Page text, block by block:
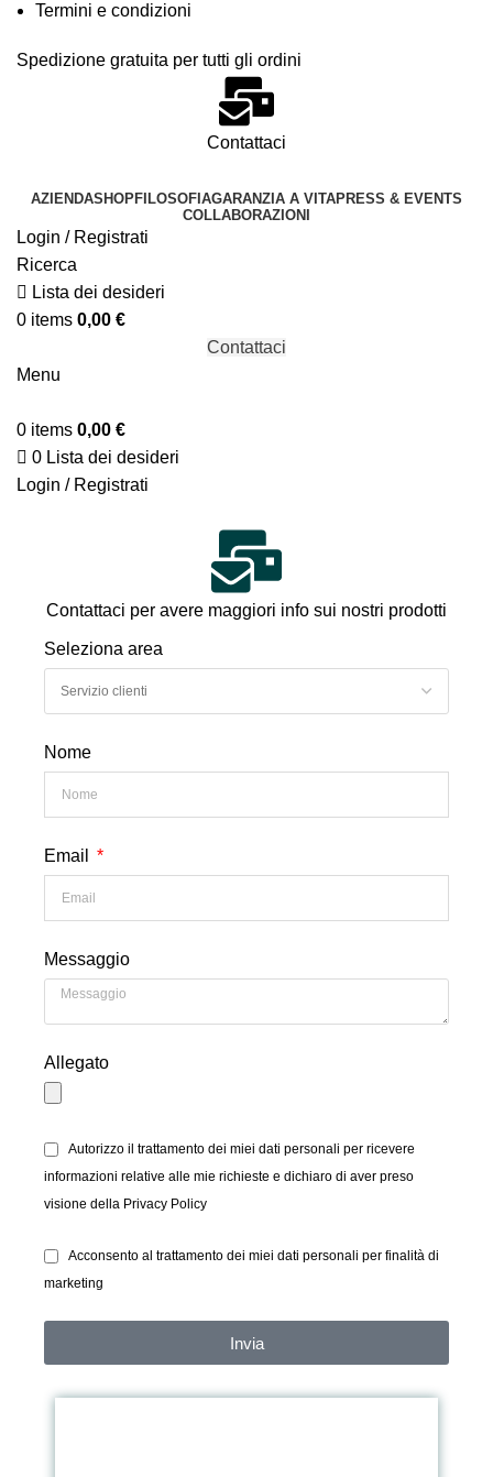
Termini e condizioni
Spedizione gratuita per tutti gli ordini
Contattaci
AZIENDASHOPFILOSOFIAGARANZIA A VITAPRESS & EVENTS
COLLABORAZIONI
Login / Registrati
Ricerca
Lista dei desideri
0 items 0,00 €
Contattaci
Menu
0 items 0,00 €
0 Lista dei desideri
Login / Registrati
Contattaci per avere maggiori info sui nostri prodotti
Seleziona area
Nome
Email
Messaggio
Allegato
Autorizzo il trattamento dei miei dati personali per ricevere
informazioni relative alle mie richieste e dichiaro di aver preso
visione della Privacy Policy
Acconsento al trattamento dei miei dati personali per finalità di
marketing
Invia